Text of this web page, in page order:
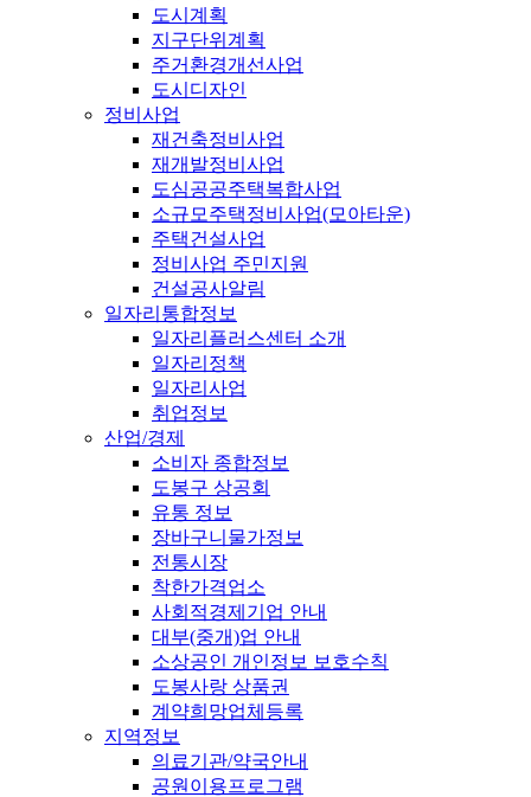
도시계획
지구단위계획
주거환경개선사업
도시디자인
정비사업
재건축정비사업
재개발정비사업
도심공공주택복합사업
소규모주택정비사업(모아타운)
주택건설사업
정비사업 주민지원
건설공사알림
일자리통합정보
일자리플러스센터 소개
일자리정책
일자리사업
취업정보
산업/경제
소비자 종합정보
도봉구 상공회
유통 정보
장바구니물가정보
전통시장
착한가격업소
사회적경제기업 안내
대부(중개)업 안내
소상공인 개인정보 보호수칙
도봉사랑 상품권
계약희망업체등록
지역정보
의료기관/약국안내
공원이용프로그램